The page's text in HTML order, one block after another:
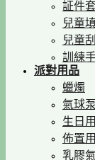
証件
兒童
兒童
訓練
派對用品
蠟燭
氣球泵
生日
佈置
乳膠